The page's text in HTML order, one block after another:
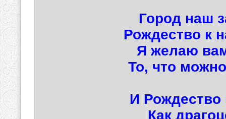
Город наш
Рождество к
Я желаю
То, что
И Рождество
Как